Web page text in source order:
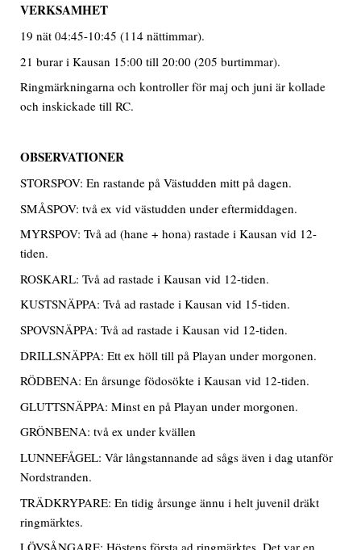
VERKSAMHET
19 nät 04:45-10:45 (114 nättimmar).
21 burar i Kausan 15:00 till 20:00 (205 burtimmar).
Ringmärkningarna och kontroller för maj och juni är kollade
och inskickade till RC.
OBSERVATIONER
STORSPOV: En rastande på Västudden mitt på dagen.
SMÅSPOV: två ex vid västudden under eftermiddagen.
MYRSPOV: Två ad (hane + hona) rastade i Kausan vid 12-
tiden.
ROSKARL: Två ad rastade i Kausan vid 12-tiden.
KUSTSNÄPPA: Två ad rastade i Kausan vid 15-tiden.
SPOVSNÄPPA: Två ad rastade i Kausan vid 12-tiden.
DRILLSNÄPPA: Ett ex höll till på Playan under morgonen.
RÖDBENA: En årsunge födosökte i Kausan vid 12-tiden.
GLUTTSNÄPPA: Minst en på Playan under morgonen.
GRÖNBENA: två ex under kvällen
LUNNEFÅGEL: Vår långstannande ad sågs även i dag utanför
Nordstranden.
TRÄDKRYPARE: En tidig årsunge ännu i helt juvenil dräkt
ringmärktes.